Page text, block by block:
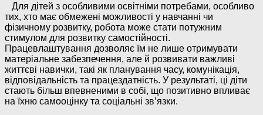
Для дітей з особливими освітніми потребами, особливо
тих, хто має обмежені можливості у навчанні чи
фізичному розвитку, робота може стати потужним
стимулом для розвитку самостійності.
Працевлаштування дозволяє їм не лише отримувати
матеріальне забезпечення, але й розвивати важливі
життєві навички, такі як планування часу, комунікація,
відповідальність та працездатність. У результаті, ці діти
стають більш впевненими в собі, що позитивно впливає
на їхню самооцінку та соціальні зв’язки.